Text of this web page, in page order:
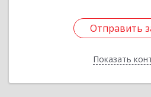
Отправить
Показать
Отправить
Назад